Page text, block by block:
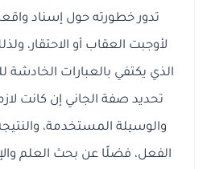
تدور خطورته حول إسناد
لأوجبت العقاب أو الاحتقار،
الذي يكتفي بالعبارات
تحديد صفة الجاني إن كانت
والوسيلة المستخدمة،
الفعل، فضلًا عن بحث العلم